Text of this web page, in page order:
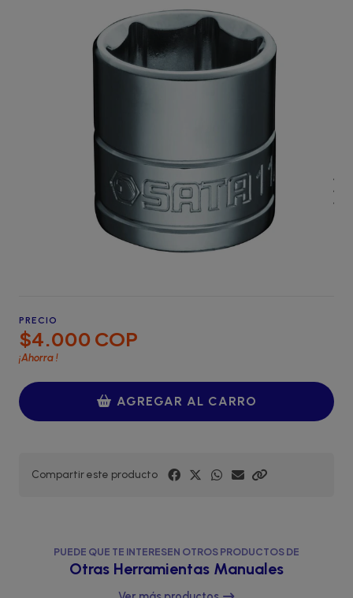
PRECIO
$4.000 COP
¡Ahorra!
AGREGAR AL CARRO
Compartir este producto
PUEDE QUE TE INTERESEN OTROS PRODUCTOS DE
Otras Herramientas Manuales